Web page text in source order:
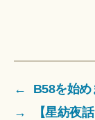
←
B58を始め
→
【星紡夜